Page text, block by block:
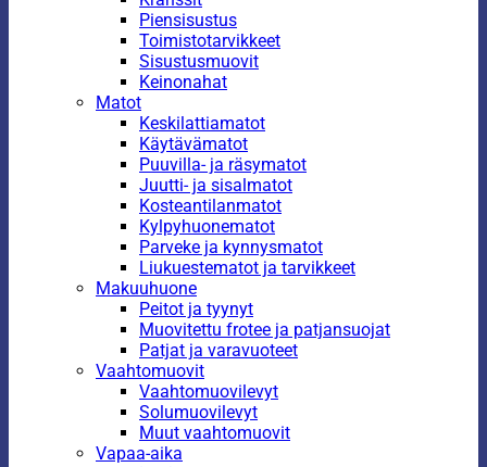
Piensisustus
Toimistotarvikkeet
Sisustusmuovit
Keinonahat
Matot
Keskilattiamatot
Käytävämatot
Puuvilla- ja räsymatot
Juutti- ja sisalmatot
Kosteantilanmatot
Kylpyhuonematot
Parveke ja kynnysmatot
Liukuestematot ja tarvikkeet
Makuuhuone
Peitot ja tyynyt
Muovitettu frotee ja patjansuojat
Patjat ja varavuoteet
Vaahtomuovit
Vaahtomuovilevyt
Solumuovilevyt
Muut vaahtomuovit
Vapaa-aika